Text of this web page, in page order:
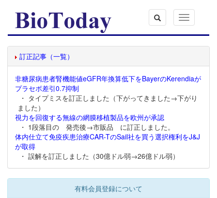
Toggle
navigation
訂正記事（一覧）
非糖尿病患者腎機能値eGFR年換算低下をBayerのKerendiaが
プラセボ差引0.7抑制
・ タイプミスを訂正しました（下がってきました→下がり
ました）
視力を回復する無線の網膜移植製品を欧州が承認
・ 1段落目の 発売後→市販品 に訂正しました。
体内仕立て免疫疾患治療CAR-TのSail社を買う選択権利をJ&J
が取得
・ 誤解を訂正しました（30億ドル弱→26億ドル弱）
有料会員登録について